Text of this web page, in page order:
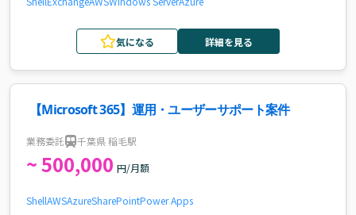
気になる 詳細を見る
【Microsoft 365】運用・ユーザーサポート案件
業務委託 千葉県 稲毛駅
~ 500,000 円/月額
ShellAWSAzureSharePointPower Apps